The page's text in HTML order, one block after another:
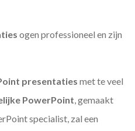
ogen professioneel en zijn
presentaties met te veel
PowerPoint, gemaakt
specialist, zal een